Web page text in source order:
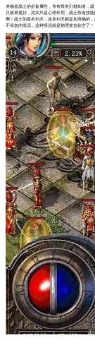
准确是战士的必备属性，传奇骨灰们都知道，
月效果更好，其实只是心理作用，战士所有技
啊！战士的基本剑术，攻杀剑术都是加准确的
不掉血的情况，这种情况就是物理攻击砍空了！